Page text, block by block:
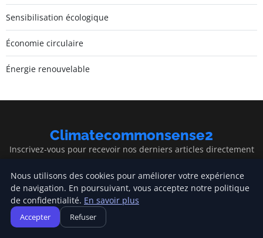
Sensibilisation écologique
Économie circulaire
Énergie renouvelable
Climatecommonsense2
Inscrivez-vous pour recevoir nos derniers articles directement
S'inscrire
Nous utilisons des cookies pour améliorer votre expérience
de navigation. En poursuivant, vous acceptez notre politique
de confidentialité. En savoir plus
Accepter Refuser